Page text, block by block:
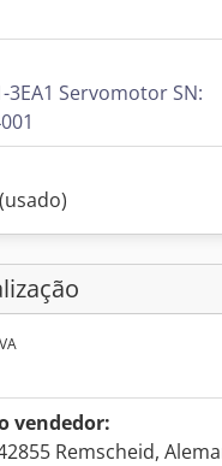
3EA1 Servomotor SN:
vendedor:
Remscheid,